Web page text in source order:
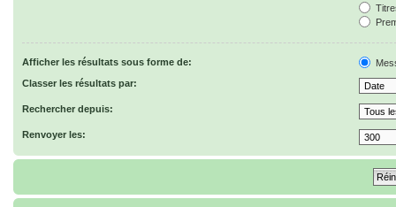
Afficher les résultats sous forme de:
Classer les résultats par:
Rechercher depuis:
Renvoyer les: